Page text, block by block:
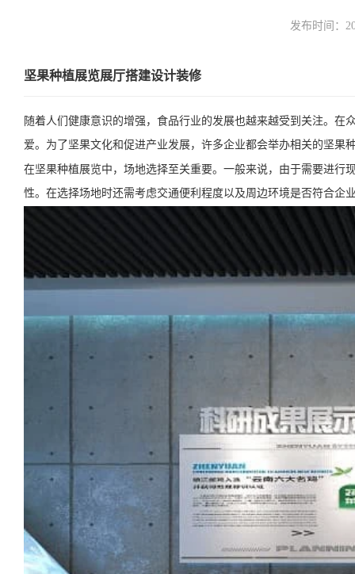
发布时间：
坚果种植展览展厅搭建设计装修
随着人们健康意识的增强，食品行业的发展也越来越受到关注。
爱。为了坚果文化和促进产业发展，许多企业都会举办相关的坚果
在坚果种植展览中，场地选择至关重要。一般来说，由于需要进
性。在选择场地时还需考虑交通便利程度以及周边环境是否符合企